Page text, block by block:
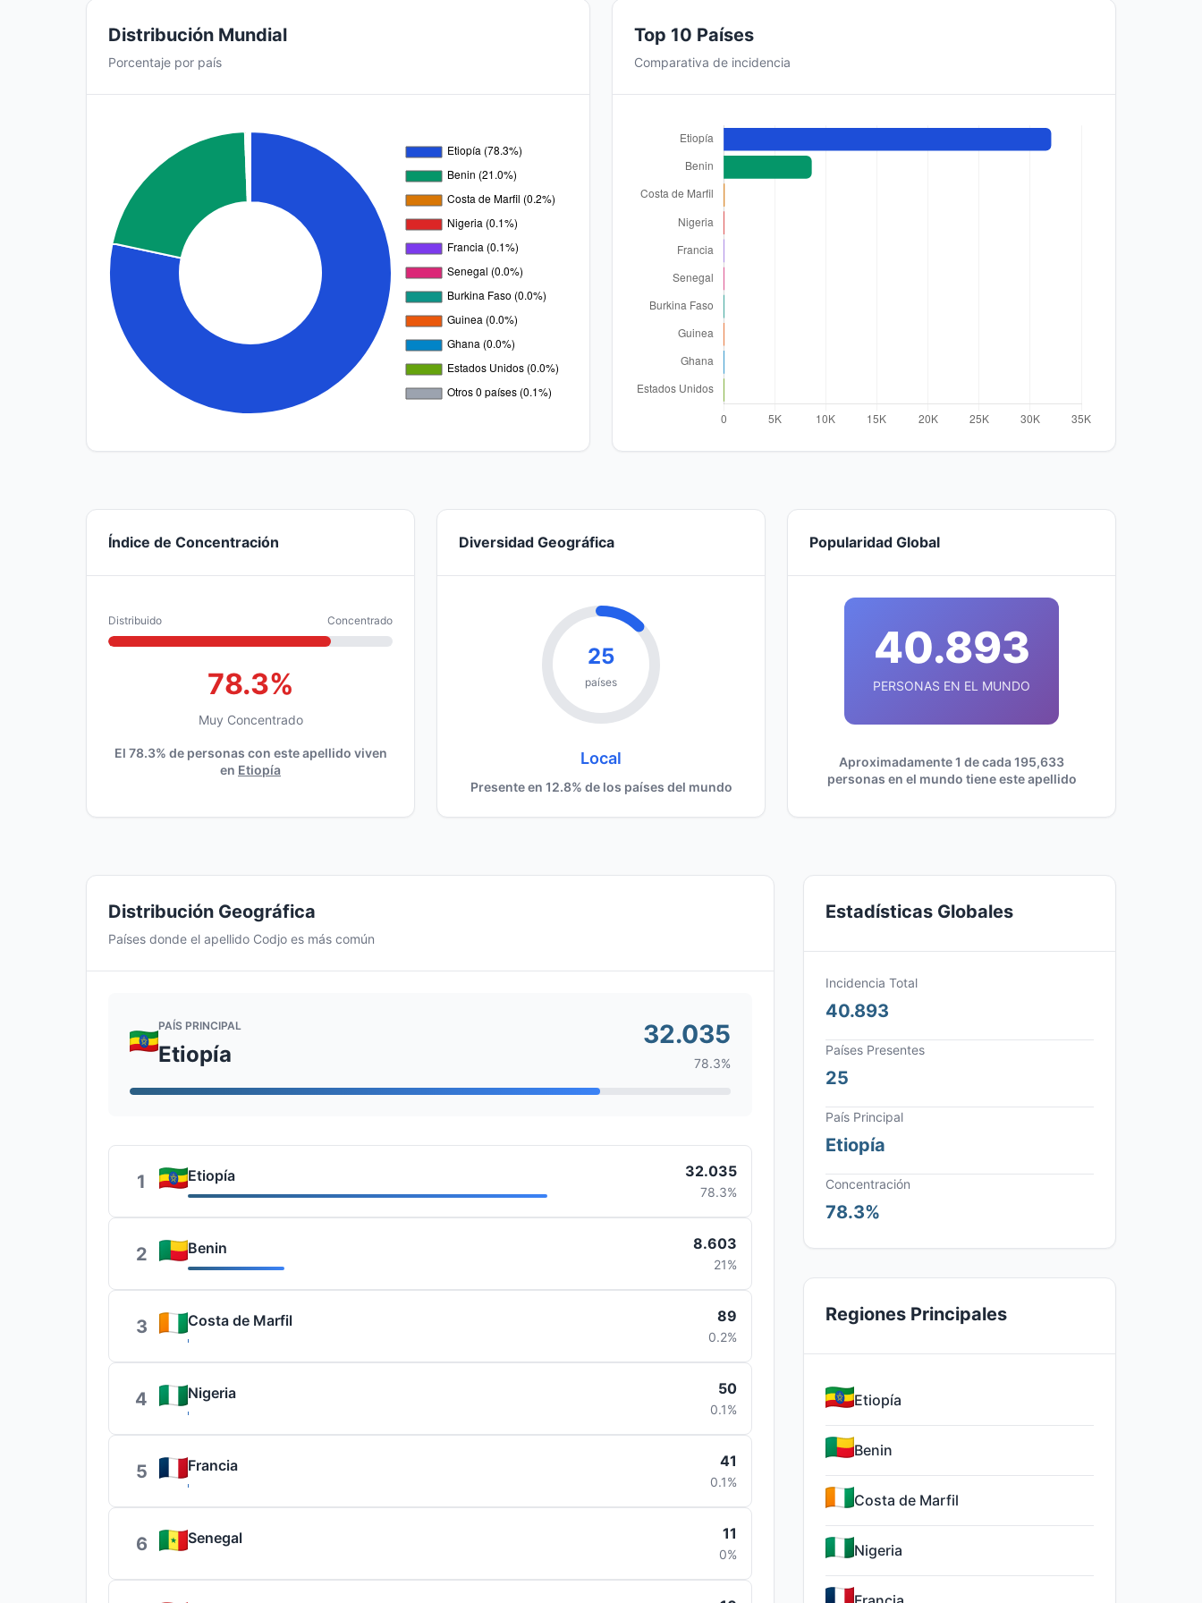
Distribución Mundial
Porcentaje por país
Top 10 Países
Comparativa de incidencia
Índice de Concentración
Distribuido Concentrado
78.3%
Muy Concentrado
El 78.3% de personas con este apellido viven
en Etiopía
Diversidad Geográfica
25
países
Local
Presente en 12.8% de los países del mundo
Popularidad Global
40.893
PERSONAS EN EL MUNDO
Aproximadamente 1 de cada 195,633
personas en el mundo tiene este apellido
Distribución Geográfica
Países donde el apellido Codjo es más común
PAÍS PRINCIPAL
Etiopía
32.035
78.3%
1 Etiopía 32.035
78.3%
2 Benin 8.603
21%
3 Costa de Marfil 89
0.2%
4 Nigeria 50
0.1%
5 Francia 41
0.1%
6 Senegal 11
0%
Estadísticas Globales
Incidencia Total
40.893
Países Presentes
25
País Principal
Etiopía
Concentración
78.3%
Regiones Principales
Etiopía
Benin
Costa de Marfil
Nigeria